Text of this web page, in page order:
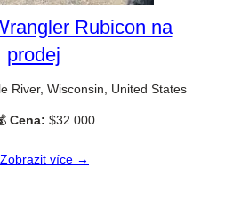
Rubicon na
prodej
River, Wisconsin, United States
Cena: $32 000
Zobrazit více →